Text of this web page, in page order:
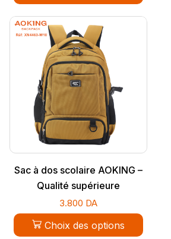
Sac à dos scolaire AOKING –
Qualité supérieure
3.800 DA
Choix des options